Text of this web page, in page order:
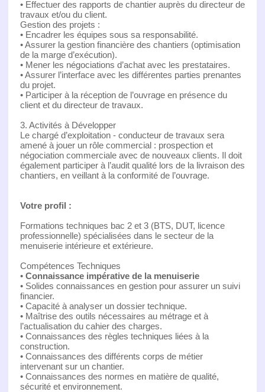
• Effectuer des rapports de chantier auprès du directeur de
travaux et/ou du client.
Gestion des projets :
• Encadrer les équipes sous sa responsabilité.
• Assurer la gestion financière des chantiers (optimisation
de la marge d’exécution).
• Mener les négociations d’achat avec les prestataires.
• Assurer l’interface avec les différentes parties prenantes
du projet.
• Participer à la réception de l’ouvrage en présence du
client et du directeur de travaux.
3. Activités à Développer
Le chargé d’exploitation - conducteur de travaux sera
amené à jouer un rôle commercial : prospection et
négociation commerciale avec de nouveaux clients. Il doit
également participer à l’audit qualité lors de la livraison des
chantiers, en veillant à la conformité de l’ouvrage.
Votre profil :
Formations techniques bac 2 et 3 (BTS, DUT, licence
professionnelle) spécialisées dans le secteur de la
menuiserie intérieure et extérieure.
Compétences Techniques
• Connaissance impérative de la menuiserie
• Solides connaissances en gestion pour assurer un suivi
financier.
• Capacité à analyser un dossier technique.
• Maîtrise des outils nécessaires au métrage et à
l’actualisation du cahier des charges.
• Connaissances des règles techniques liées à la
construction.
• Connaissances des différents corps de métier
intervenant sur un chantier.
• Connaissances des normes en matière de qualité,
sécurité et environnement.